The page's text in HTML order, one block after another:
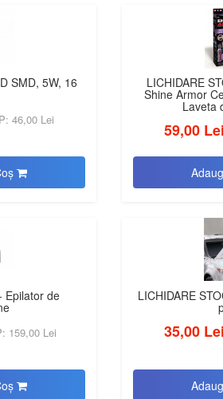
SMD, 5W, 16
46,00 Lei
LICHIDARE
Shine Armor
Laveta
59,00 Lei
Epilator de
159,00 Lei
LICHIDARE
35,00 Lei